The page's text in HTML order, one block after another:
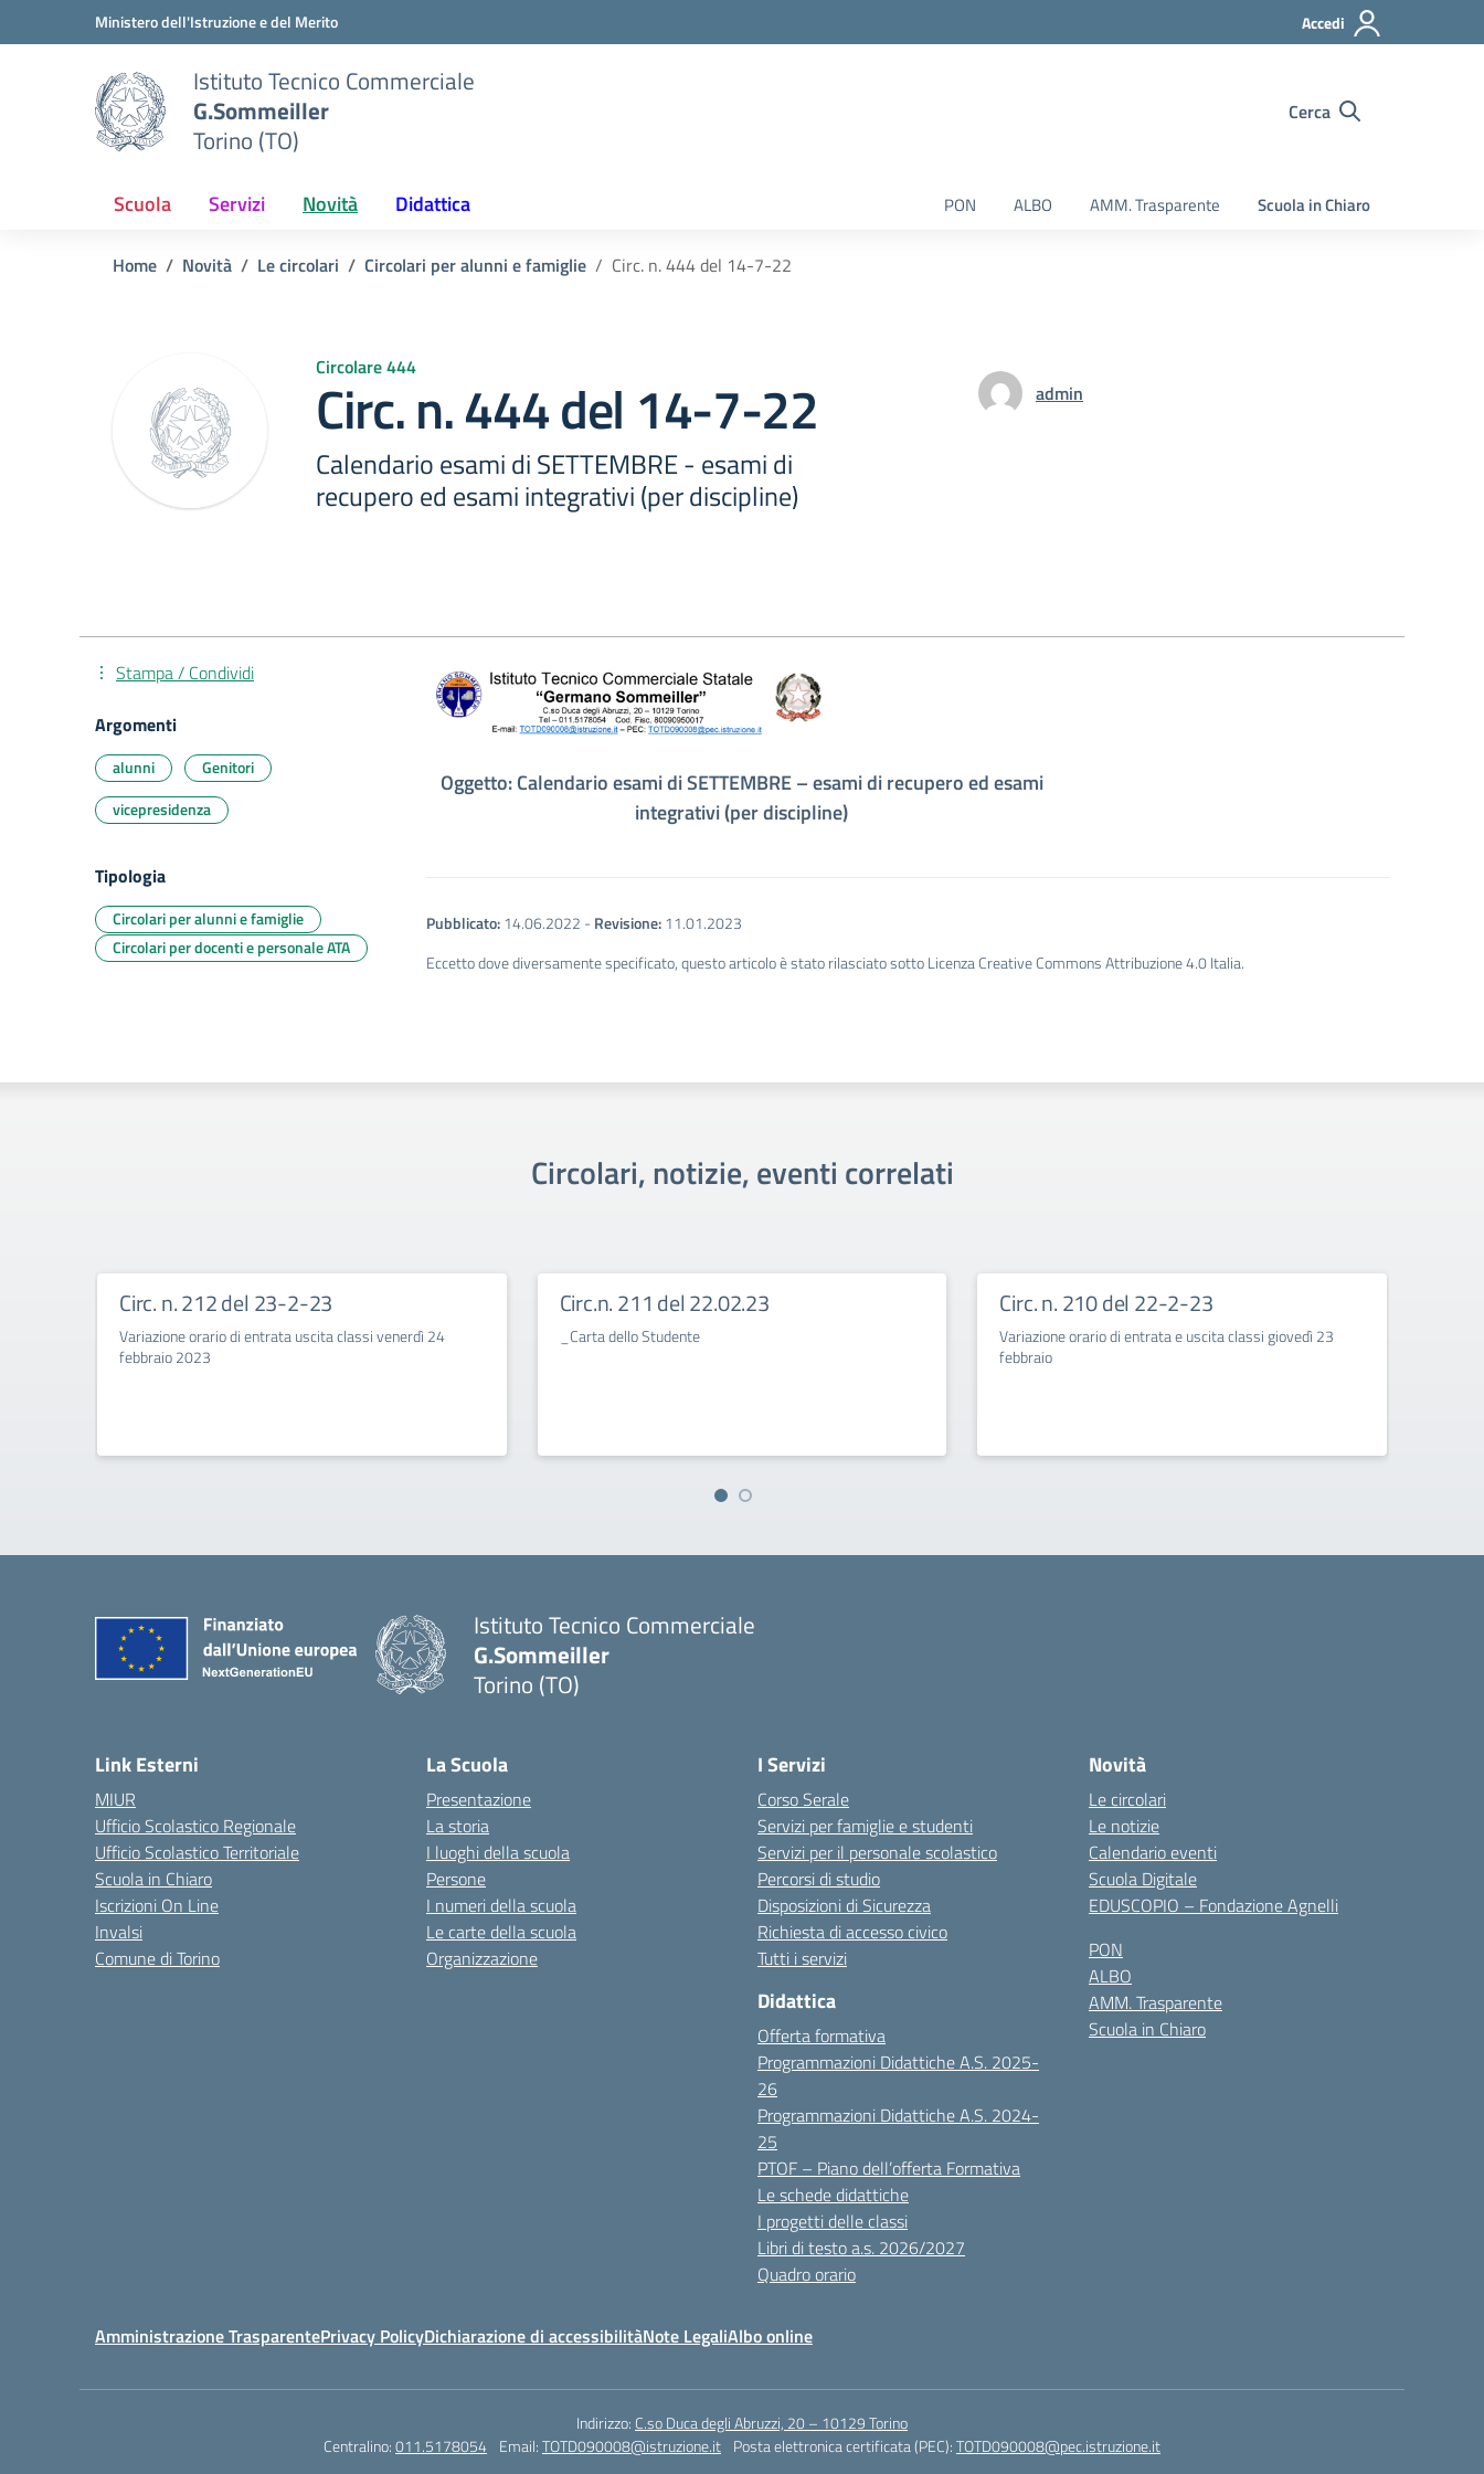
Vai ai contenuti
Vai al menu di navigazioneMinistero dell'Istruzione e del Merito Accedi
Istituto Tecnico Commerciale
G.Sommeiller
Torino (TO)
Cerca
Scuola Servizi Novità Didattica PON ALBO AMM. Trasparente Scuola in Chiaro
Home Novità Le circolari Circolari per alunni e famiglie Circ. n. 444 del 14-7-22
Circolare 444
Circ. n. 444 del 14-7-22
Calendario esami di SETTEMBRE - esami di
recupero ed esami integrativi (per discipline)
admin
Oggetto: Calendario esami di SETTEMBRE – esami di recupero ed esami
integrativi (per discipline)
Pubblicato:14.06.2022 -Revisione:11.01.2023
Eccetto dove diversamente specificato, questo articolo è stato rilasciato sotto Licenza Creative Commons Attribuzione 4.0 Italia.
Stampa / Condividi
Argomenti
alunni
Genitori
vicepresidenza
Tipologia
Circolari per alunni e famiglie
Circolari per docenti e personale ATA
Circolari, notizie, eventi correlati
Circ. n. 212 del 23-2-23
Variazione orario di entrata uscita classi venerdì 24
febbraio 2023
Circ.n. 211 del 22.02.23
_Carta dello Studente
Circ. n. 210 del 22-2-23
Variazione orario di entrata e uscita classi giovedì 23
febbraio
Istituto Tecnico Commerciale
G.Sommeiller
Torino (TO)
Link Esterni
MIUR
Ufficio Scolastico Regionale
Ufficio Scolastico Territoriale
Scuola in Chiaro
Iscrizioni On Line
Invalsi
Comune di Torino
La Scuola
Presentazione
La storia
I luoghi della scuola
Persone
I numeri della scuola
Le carte della scuola
Organizzazione
I Servizi
Corso Serale
Servizi per famiglie e studenti
Servizi per il personale scolastico
Percorsi di studio
Disposizioni di Sicurezza
Richiesta di accesso civico
Tutti i servizi
Didattica
Offerta formativa
Programmazioni Didattiche A.S. 2025-
26
Programmazioni Didattiche A.S. 2024-
25
PTOF – Piano dell’offerta Formativa
Le schede didattiche
I progetti delle classi
Libri di testo a.s. 2026/2027
Quadro orario
Novità
Le circolari
Le notizie
Calendario eventi
Scuola Digitale
EDUSCOPIO – Fondazione Agnelli
PON
ALBO
AMM. Trasparente
Scuola in Chiaro
Amministrazione TrasparentePrivacy PolicyDichiarazione di accessibilitàNote LegaliAlbo online
Indirizzo: C.so Duca degli Abruzzi, 20 – 10129 Torino
Centralino:011.5178054 Email:TOTD090008@istruzione.it Posta elettronica certificata (PEC):TOTD090008@pec.istruzione.it